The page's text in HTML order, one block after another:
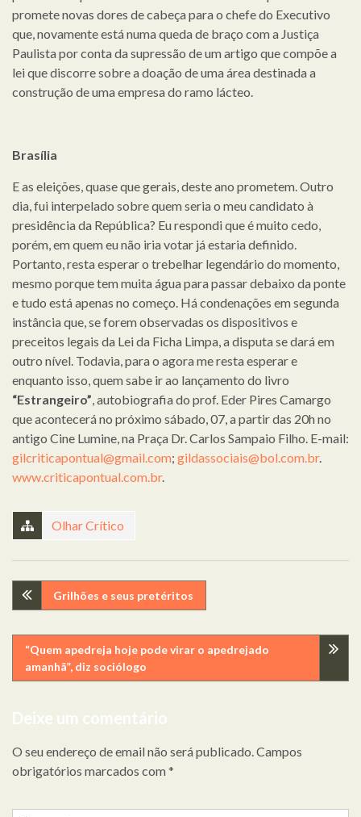
promete novas dores de cabeça para o chefe do Executivo
que, novamente está numa queda de braço com a Justiça
Paulista por conta da supressão de um artigo que compõe a
lei que discorre sobre a doação de uma área destinada a
construção de uma empresa do ramo lácteo.
Brasília
E as eleições, quase que gerais, deste ano prometem. Outro
dia, fui interpelado sobre quem seria o meu candidato à
presidência da República? Eu respondi que é muito cedo,
porém, em quem eu não iria votar já estaria definido.
Portanto, resta esperar o trebelhar legendário do momento,
mesmo porque tem muita água para passar debaixo da ponte
e tudo está apenas no começo. Há condenações em segunda
instância que, se forem observadas os dispositivos e
preceitos legais da Lei da Ficha Limpa, a disputa se dará em
outro nível. Todavia, para o agora me resta esperar e
enquanto isso, quem sabe ir ao lançamento do livro
“Estrangeiro” , autobiografia do prof. Eder Pires Camargo
que acontecerá no próximo sábado, 07, a partir das 20h no
antigo Cine Lumine, na Praça Dr. Carlos Sampaio Filho. E-mail:
gilcriticapontual@gmail.com; gildassociais@bol.com.br.
www.criticapontual.com.br.
Olhar Crítico
Navegação
de
artigos
Grilhões e seus pretéritos
“Quem apedreja hoje pode virar o apedrejado
amanhã”, diz sociólogo
Deixe um comentário
O seu endereço de email não será publicado. Campos
obrigatórios marcados com *